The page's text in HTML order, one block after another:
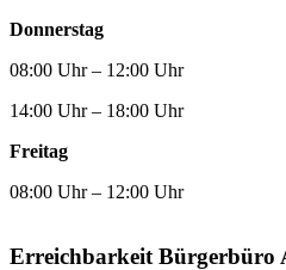
Donnerstag
08:00 Uhr – 12:00 Uhr
14:00 Uhr – 18:00 Uhr
Freitag
08:00 Uhr – 12:00 Uhr
Erreichbarkeit Bürgerbüro